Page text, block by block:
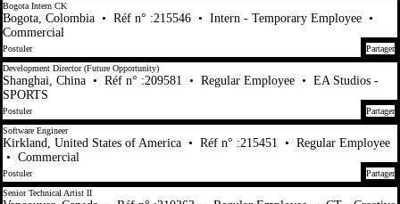
Bogota Intern CK
Bogota, Colombia • Réf n° :215546 • Intern - Temporary Employee •
Commercial
Postuler
Partager
Development Director (Future Opportunity)
Shanghai, China • Réf n° :209581 • Regular Employee • EA Studios -
SPORTS
Postuler
Partager
Software Engineer
Kirkland, United States of America • Réf n° :215451 • Regular Employee
• Commercial
Postuler
Partager
Senior Technical Artist II